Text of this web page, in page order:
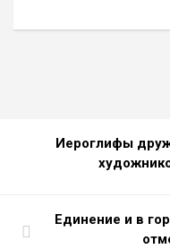
Иероглифы
Единение и в